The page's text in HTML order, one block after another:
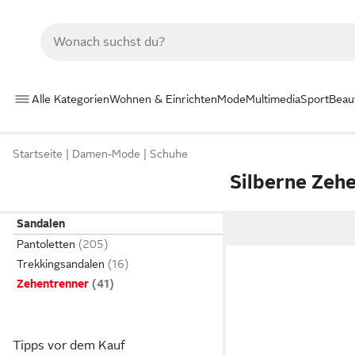
Alle KategorienWohnen & EinrichtenModeMultimediaSport
Startseite Damen-Mode Schuhe
Silberne
Sandalen
Pantoletten
Trekkingsandalen
Zehentrenner
Tipps vor dem Kauf